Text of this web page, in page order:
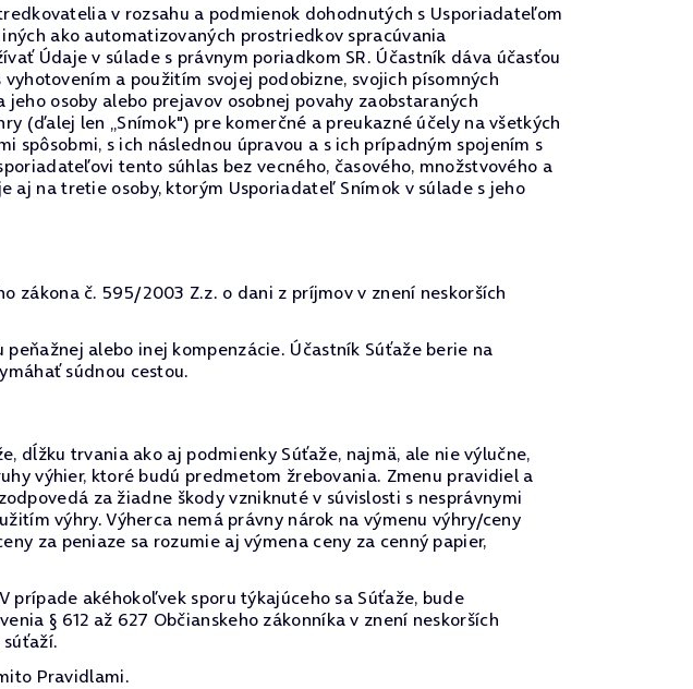
v rozsahu a podmienok dohodnutých s Usporiadateľom
ako automatizovaných prostriedkov spracúvania
Údaje v súlade s právnym poriadkom SR. Účastník dáva účasťou
a použitím svojej podobizne, svojich písomných
osoby alebo prejavov osobnej povahy zaobstaraných
(ďalej len „Snímok") pre komerčné a preukazné účely na všetkých
s ich následnou úpravou a s ich prípadným spojením s
tento súhlas bez vecného, časového, množstvového a
aj na tretie osoby, ktorým Usporiadateľ Snímok v súlade s jeho
zákona č. 595/2003 Z.z. o dani z príjmov v znení neskorších
alebo inej kompenzácie. Účastník Súťaže berie na
súdnou cestou.
dĺžku trvania ako aj podmienky Súťaže, najmä, ale nie výlučne,
výhier, ktoré budú predmetom žrebovania. Zmenu pravidiel a
za žiadne škody vzniknuté v súvislosti s nesprávnymi
výhry. Výherca nemá právny nárok na výmenu výhry/ceny
za peniaze sa rozumie aj výmena ceny za cenný papier,
prípade akéhokoľvek sporu týkajúceho sa Súťaže, bude
§ 612 až 627 Občianskeho zákonníka v znení neskorších
Pravidlami.